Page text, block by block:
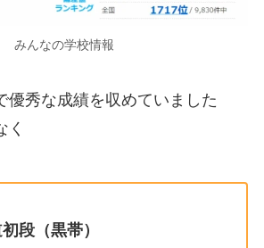
みんなの学校情報
優秀な成績を収めていました
く
段（黒帯）